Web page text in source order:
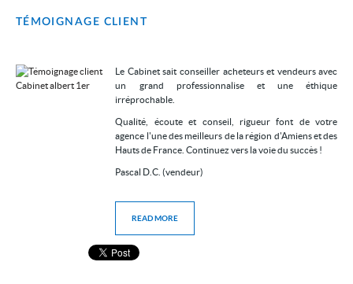
TÉMOIGNAGE CLIENT
Le Cabinet sait conseiller acheteurs et vendeurs avec
un grand professionnalise et une éthique
irréprochable.
Qualité, écoute et conseil, rigueur font de votre
agence l'une des meilleurs de la région d'Amiens et des
Hauts de France. Continuez vers la voie du succès !
Pascal D.C. (vendeur)
READ MORE